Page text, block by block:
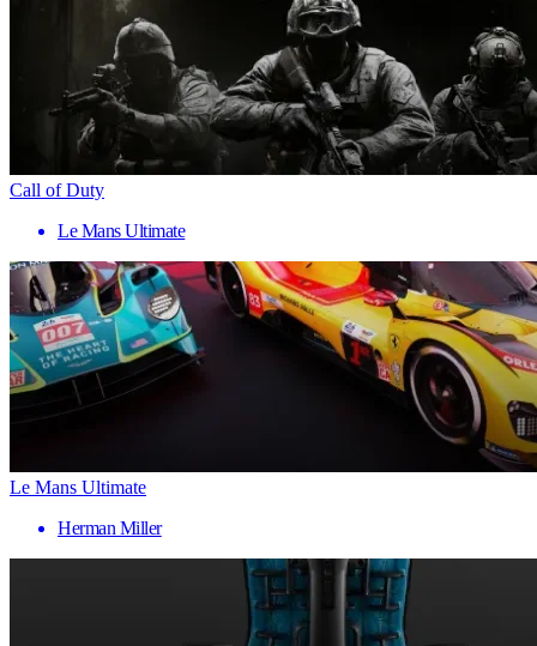
Call of Duty
Le Mans Ultimate
Le Mans Ultimate
Herman Miller